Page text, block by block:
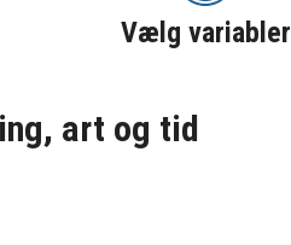
Vælg variabler
art og tid